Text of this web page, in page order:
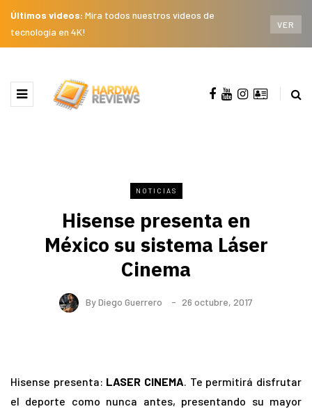
Últimos videos: Mira todos nuestros videos de
tecnología en 4K!
VER
NOTICIAS
Hisense presenta en
México su sistema Láser
Cinema
ByDiego Guerrero 26 octubre, 2017
Hisense presenta: LASER CINEMA. Te permitirá disfrutar
el deporte como nunca antes, presentando su mayor